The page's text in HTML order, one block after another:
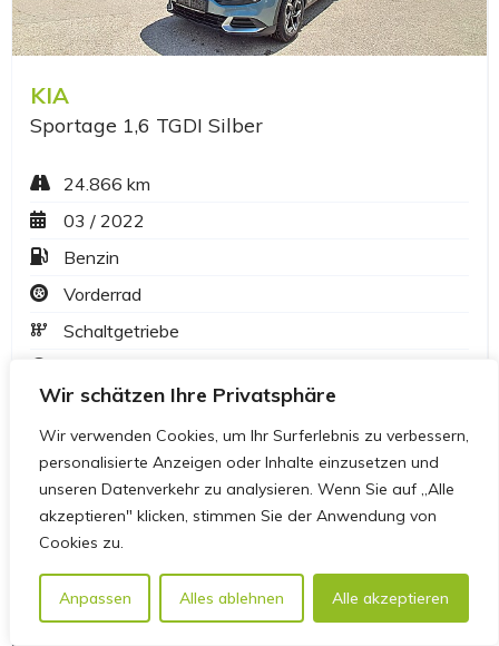
Wir schätzen Ihre Privatsphäre
Wir verwenden Cookies, um Ihr Surferlebnis zu verbessern,
personalisierte Anzeigen oder Inhalte einzusetzen und
unseren Datenverkehr zu analysieren. Wenn Sie auf „Alle
akzeptieren" klicken, stimmen Sie der Anwendung von
Cookies zu.
Anpassen Alles ablehnen Alle akzeptieren